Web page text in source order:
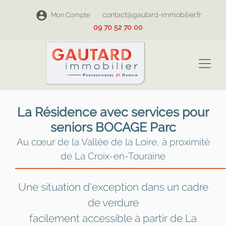
Mon Compte
contact@gautard-immobilier.fr
09 70 52 70 00
La Résidence avec services pour
seniors BOCAGE Parc
Au cœur de la Vallée de la Loire, à proximité
de La Croix-en-Touraine
Une situation d'exception dans un cadre
de verdure
facilement accessible à partir de La